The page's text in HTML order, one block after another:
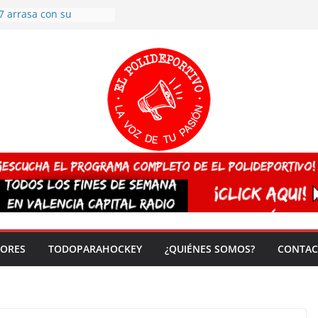
arrasa con su
España sub20
del mundo
vez!
TODOPARAHOCKEY ¿QUIÉNES SOMOS?